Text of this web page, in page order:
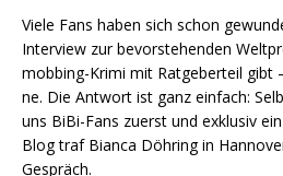
Vie­le Fans haben sich schon
Inter­view zur bevor­ste­hen­den
mob­bing-Kri­mi mit Rat­ge­ber­teil
ne. Die Ant­wort ist ganz ein­fach:
uns BiBi-Fans zuerst und exklu­siv
Blog traf Bian­ca Döh­ring in
Gespräch.